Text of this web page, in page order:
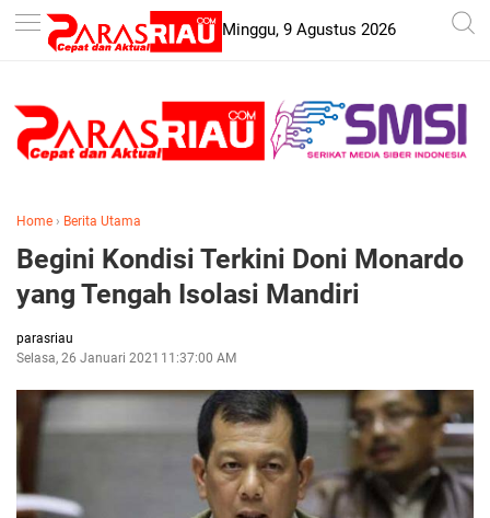
-->
Minggu, 9 Agustus 2026
Home › Berita Utama
Begini Kondisi Terkini Doni Monardo
yang Tengah Isolasi Mandiri
parasriau
Selasa, 26 Januari 2021 11:37:00 AM